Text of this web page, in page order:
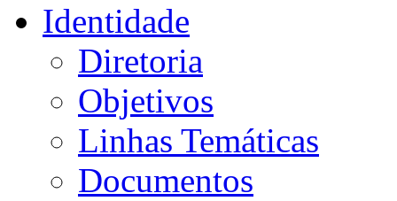
Identidade
Diretoria
Objetivos
Linhas Temáticas
Documentos